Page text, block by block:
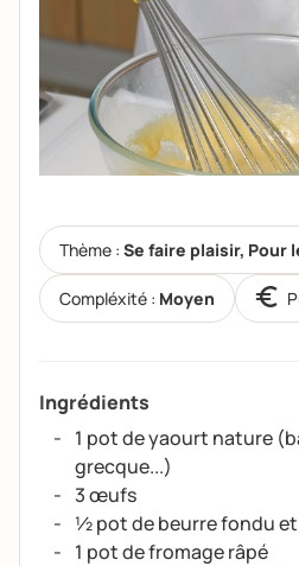
Thème : Se faire plaisir, Pour
Compléxité : Moyen
Ingrédients
1 pot de yaourt nature
grecque...)
3 œufs
½ pot de beurre fondu
1 pot de fromage râpé